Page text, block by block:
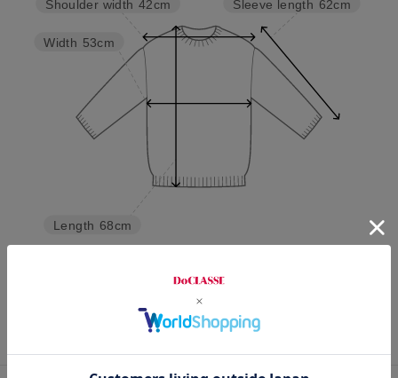
Sleeve length 62cm
Length 68cm
Width 53cm
Shoulder width 42cm
L